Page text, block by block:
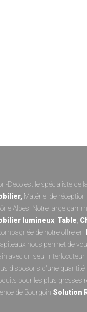
Deco est le spécialiste de la
, Matériel de
Alpes. Notre large
lumineux Table
de notre offre en
nous permet de
avec un seul
disposons d'une
pour les plus grosses
de Bourgoin Solution